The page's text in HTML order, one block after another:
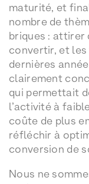
maturité, et
nombre de
briques : attirer
convertir, et les
dernières
clairement
qui permettait
l’activité à
coûte de plus
réfléchir à
conversion de
Nous ne